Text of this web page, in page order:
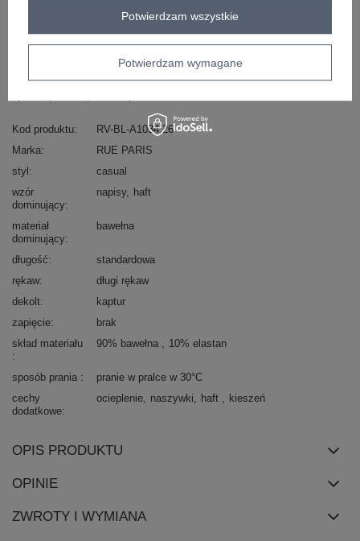
Masz pytanie? Chętnie pomożemy.
skład materiału : 90% bawełna , 10% elastan
Kod produktu
RV-BL-A1034.26
Marka
RUE PARIS
styl
casual
wzór
dominujący
napisy haft
materiał
dominujący
bawełna
długość
standardowa
rękaw
długi rękaw
dekolt
kaptur
zapięcie
brak
skład materiału
90% bawełna 10% elastan
sposób prania
pranie w pralce w 30°C
cechy
dodatkowe
ocieplenie naszywki haft kieszeń
OPIS PRODUKTU
OPINIE
ZWROTY I WYMIANA
Potwierdzam wymagane
Potwierdzam wszystkie